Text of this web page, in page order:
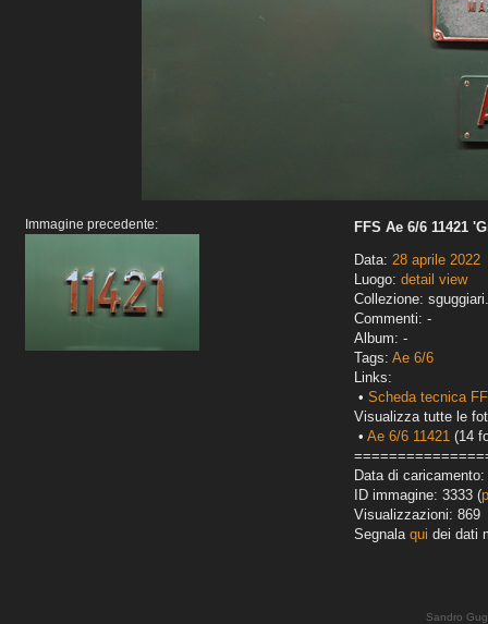
Immagine precedente:
FFS Ae 6/6 11421
Data: 28 aprile 2022
Luogo: detail view
Collezione:
Commenti: -
Album: -
Tags: Ae 6/6
Links:
• Scheda tecnica
Visualizza tutte le
• Ae 6/6 11421 (14
Data di
ID immagine: 3333 (
Visualizzazioni: 869
Segnala qui dei dati
Sandro